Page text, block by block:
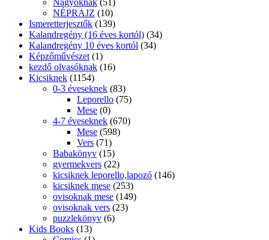
Nagyoknak (51)
NÉPRAJZ (10)
Ismeretterjesztők (139)
Kalandregény (16 éves kortól) (34)
Kalandregény 10 éves kortól (34)
Képzőművészet (1)
kezdő olvasóknak (16)
Kicsiknek (1154)
0-3 éveseknek (83)
Leporello (75)
Mese (0)
4-7 éveseknek (670)
Mese (598)
Vers (71)
Babakönyv (15)
gyermekvers (22)
kicsiknek leporello,lapozó (146)
kicsiknek mese (253)
ovisoknak mese (149)
ovisoknak vers (23)
puzzlekönyv (6)
Kids Books (13)